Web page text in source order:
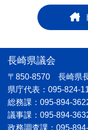
長崎県議会
〒850-8570 長崎県
県庁代表：095-824-
総務課：095-894-
議事課：095-894-
政務調査課：095-